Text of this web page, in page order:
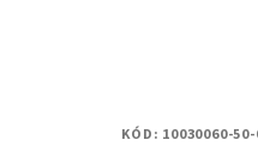
KÓD: 10030060-